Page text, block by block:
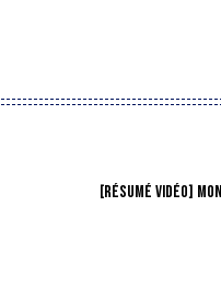
[RÉSUMÉ VIDÉO]